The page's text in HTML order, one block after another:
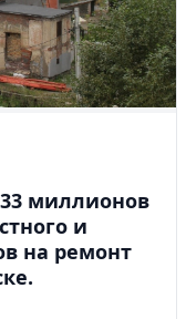
миллионов
и
на ремонт